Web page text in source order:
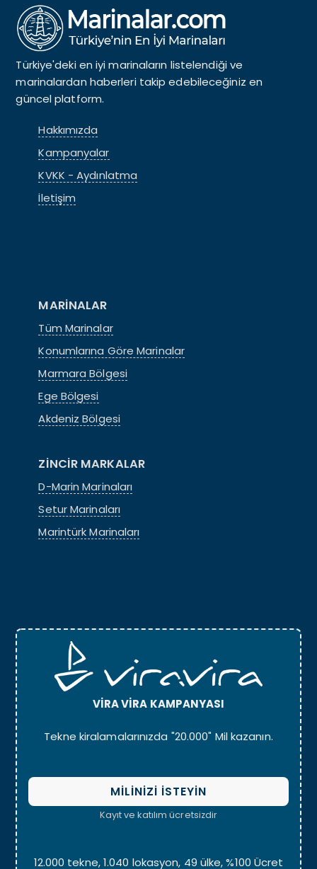
Türkiye'deki en iyi marinaların listelendiği ve
marinalardan haberleri takip edebileceğiniz en
güncel platform.
Hakkımızda
Kampanyalar
KVKK - Aydınlatma
İletişim
MARİNALAR
Tüm Marinalar
Konumlarına Göre Marinalar
Marmara Bölgesi
Ege Bölgesi
Akdeniz Bölgesi
ZİNCİR MARKALAR
D-Marin Marinaları
Setur Marinaları
Marintürk Marinaları
VİRA VİRA KAMPANYASI
Tekne kiralamalarınızda "20.000" Mil kazanın.
MİLİNİZİ İSTEYİN
Kayıt ve katılım ücretsizdir
12.000 tekne, 1.040 lokasyon, 49 ülke, %100 Ücret